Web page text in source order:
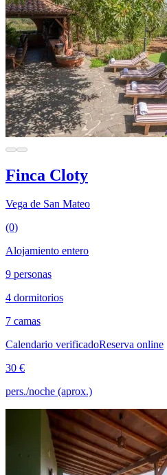
Finca Cloty
Vega de San Mateo
(0)
Alojamiento entero
9 personas
4 dormitorios
7 camas
Calendario verificadoReserva online
30 €
pers./noche (aprox.)